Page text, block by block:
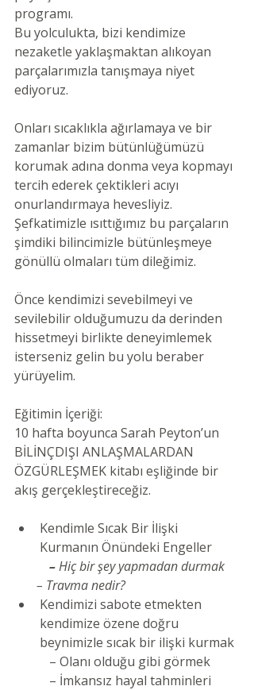
programı.
Bu yolculukta, bizi kendimize
nezaketle yaklaşmaktan alıkoyan
parçalarımızla tanışmaya niyet
ediyoruz.
Onları sıcaklıkla ağırlamaya ve bir
zamanlar bizim bütünlüğümüzü
korumak adına donma veya kopmayı
tercih ederek çektikleri acıyı
onurlandırmaya hevesliyiz.
Şefkatimizle ısıttığımız bu parçaların
şimdiki bilincimizle bütünleşmeye
gönüllü olmaları tüm dileğimiz.
Önce kendimizi sevebilmeyi ve
sevilebilir olduğumuzu da derinden
hissetmeyi birlikte deneyimlemek
isterseniz gelin bu yolu beraber
yürüyelim.
Eğitimin İçeriği:
10 hafta boyunca Sarah Peyton’un
BİLİNÇDIŞI ANLAŞMALARDAN
ÖZGÜRLEŞMEK kitabı eşliğinde bir
akış gerçekleştireceğiz.
Kendimle Sıcak Bir İlişki
Kurmanın Önündeki Engeller
– Hiç bir şey yapmadan durmak
– Travma nedir?
Kendimizi sabote etmekten
kendimize özene doğru
beynimizle sıcak bir ilişki kurmak
– Olanı olduğu gibi görmek
– İmkansız hayal tahminleri